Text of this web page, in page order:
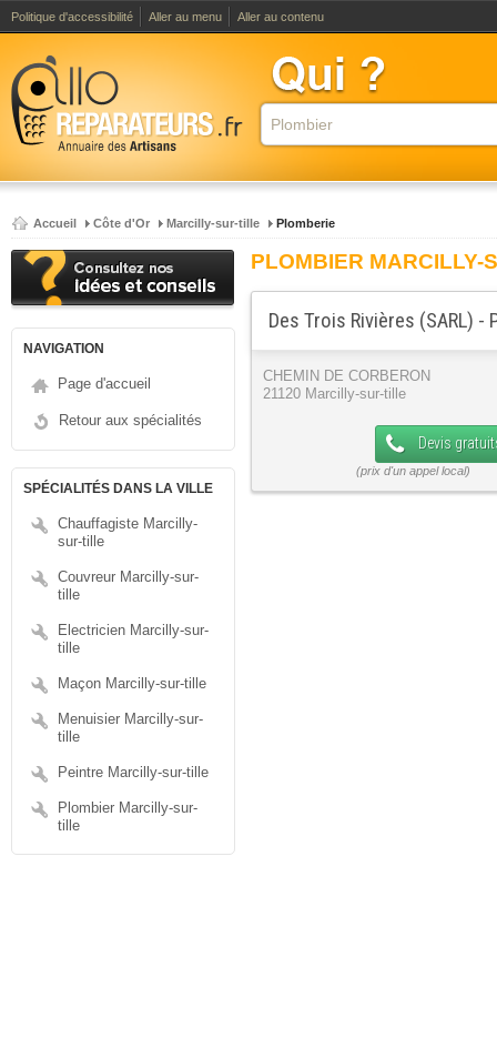
Politique d'accessibilité Aller au menu Aller au contenu
Accueil Côte d'Or Marcilly-sur-tille Plomberie
NAVIGATION
Page d'accueil
Retour aux spécialités
SPÉCIALITÉS DANS LA VILLE
Chauffagiste Marcilly-
sur-tille
Couvreur Marcilly-sur-
tille
Electricien Marcilly-sur-
tille
Maçon Marcilly-sur-tille
Menuisier Marcilly-sur-
tille
Peintre Marcilly-sur-tille
Plombier Marcilly-sur-
tille
PLOMBIER MARCILLY-
Des Trois Rivières (SARL) -
CHEMIN DE CORBERON
21120 Marcilly-sur-tille
Devis